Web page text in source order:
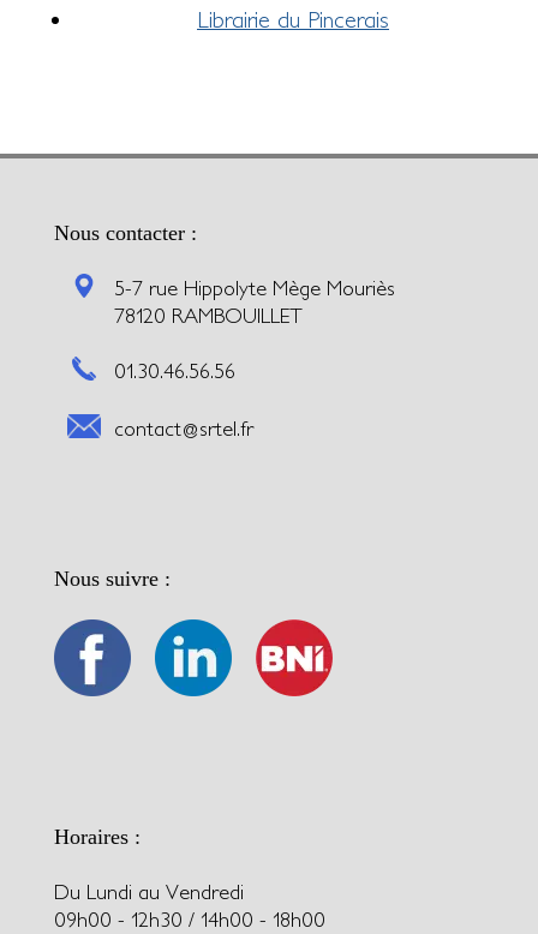
Librairie du Pincerais
Nous contacter :
5-7 rue Hippolyte Mège Mouriès
78120 RAMBOUILLET
01.30.46.56.56
contact@srtel.fr
Nous suivre :
Horaires :
Du Lundi au Vendredi
09h00 - 12h30 / 14h00 - 18h00